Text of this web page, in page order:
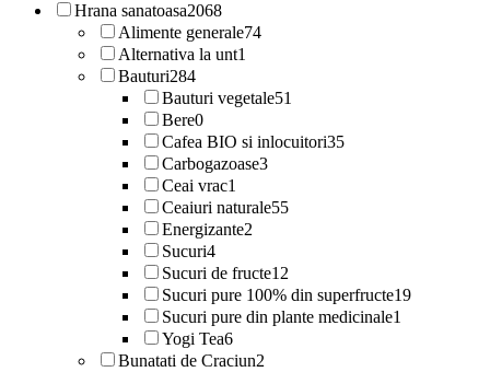
Hrana sanatoasa2068
Alimente generale74
Alternativa la unt1
Bauturi284
Bauturi vegetale51
Bere0
Cafea BIO si inlocuitori35
Carbogazoase3
Ceai vrac1
Ceaiuri naturale55
Energizante2
Sucuri4
Sucuri de fructe12
Sucuri pure 100% din superfructe19
Sucuri pure din plante medicinale1
Yogi Tea6
Bunatati de Craciun2